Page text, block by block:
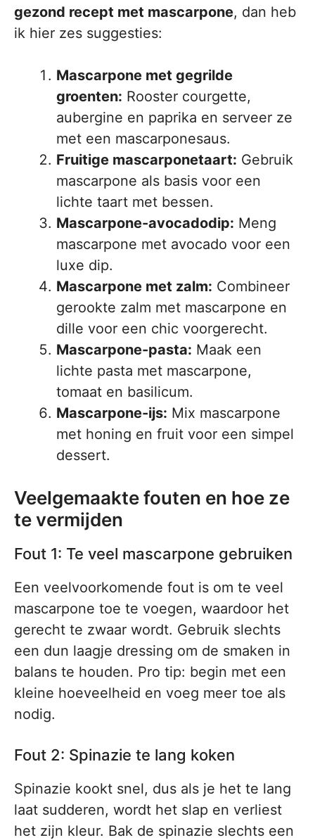
gezond recept met mascarpone, dan heb
ik hier zes suggesties:
Mascarpone met gegrilde
groenten: Rooster courgette,
aubergine en paprika en serveer ze
met een mascarponesaus.
Fruitige mascarponetaart: Gebruik
mascarpone als basis voor een
lichte taart met bessen.
Mascarpone-avocadodip: Meng
mascarpone met avocado voor een
luxe dip.
Mascarpone met zalm: Combineer
gerookte zalm met mascarpone en
dille voor een chic voorgerecht.
Mascarpone-pasta: Maak een
lichte pasta met mascarpone,
tomaat en basilicum.
Mascarpone-ijs: Mix mascarpone
met honing en fruit voor een simpel
dessert.
Veelgemaakte fouten en hoe ze
te vermijden
Fout 1: Te veel mascarpone gebruiken
Een veelvoorkomende fout is om te veel
mascarpone toe te voegen, waardoor het
gerecht te zwaar wordt. Gebruik slechts
een dun laagje dressing om de smaken in
balans te houden. Pro tip: begin met een
kleine hoeveelheid en voeg meer toe als
nodig.
Fout 2: Spinazie te lang koken
Spinazie kookt snel, dus als je het te lang
laat sudderen, wordt het slap en verliest
het zijn kleur. Bak de spinazie slechts een